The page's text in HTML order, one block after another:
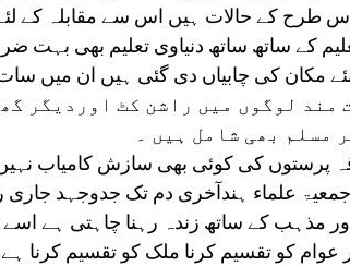
طرح کے حالات ہیں اس سے مقابلہ کے
کے ساتھ ساتھ دنیاوی تعلیم بھی
کو نئے مکان کی چابیاں دی گئی ہیں ان
148ضرورت مند لوگوں میں راشن کٹ
مسلم بھی شامل ہیں ۔
پرستوں کی کوئی بھی سازش کامیاب
علماء ہندآخری دم تک جدوجہد جاری
مذہب کے ساتھ زندہ رہنا چاہتی ہے اسے
عوام کو تقسیم کرنا ملک کو تقسیم